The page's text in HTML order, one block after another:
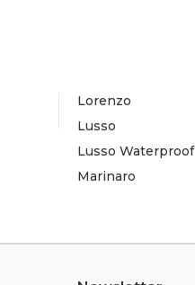
Lorenzo
Lusso
Lusso Waterproof
Marinaro